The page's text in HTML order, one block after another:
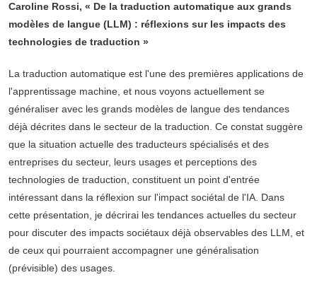
Caroline Rossi, « De la traduction automatique aux grands
modèles de langue (LLM) : réflexions sur les impacts des
technologies de traduction »
La traduction automatique est l'une des premières applications de
l'apprentissage machine, et nous voyons actuellement se
généraliser avec les grands modèles de langue des tendances
déjà décrites dans le secteur de la traduction. Ce constat suggère
que la situation actuelle des traducteurs spécialisés et des
entreprises du secteur, leurs usages et perceptions des
technologies de traduction, constituent un point d'entrée
intéressant dans la réflexion sur l'impact sociétal de l'IA. Dans
cette présentation, je décrirai les tendances actuelles du secteur
pour discuter des impacts sociétaux déjà observables des LLM, et
de ceux qui pourraient accompagner une généralisation
(prévisible) des usages.